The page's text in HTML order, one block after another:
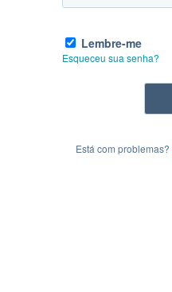
Lembre-me
Esqueceu sua senha?
Está com problemas?